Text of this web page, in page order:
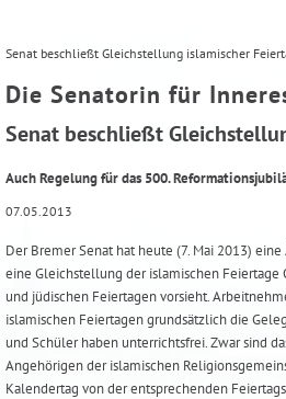
Senat beschließt Gleichstellung islamischer
Die Senatorin für
Senat beschließt
Auch Regelung für das 500.
07.05.2013
Der Bremer Senat hat heute (7. Mai 2013)
eine Gleichstellung der islamischen Feiertage
und jüdischen Feiertagen vorsieht.
islamischen Feiertagen grundsätzlich die
und Schüler haben unterrichtsfrei. Zwar sind
Angehörigen der islamischen
Kalendertag von der entsprechenden